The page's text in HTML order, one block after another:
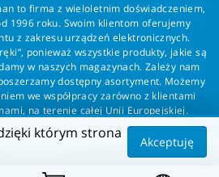
to firma z wieloletnim doświadczeniem,
1996 roku. Swoim klientom oferujemy
z zakresu urządzeń elektronicznych.
ponieważ wszystkie produkty, jakie są
w naszych magazynach. Zależy nam
dostępny asortyment. Możemy
we współpracy zarówno z klientami
na terenie całej Unii Europejskiej.
obsługę każdego klienta oraz szybką i
zamówień. Wasserman - wszystko dla
którym strona
Akceptuję